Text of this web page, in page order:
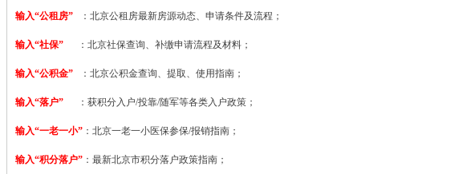
输入“公租房” ：北京公租房最新房源动态、申请条件及流程；
输入“社保” ：北京社保查询、补缴申请流程及材料；
输入“公积金” ：北京公积金查询、提取、使用指南；
输入“落户” ：获积分入户/投靠/随军等各类入户政策；
输入“一老一小” ：北京一老一小医保参保/报销指南；
输入“积分落户” ：最新北京市积分落户政策指南；